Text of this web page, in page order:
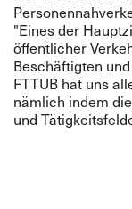
"Eines der
öffentlicher
Beschäftigten
FTTUB hat uns
nämlich indem
und